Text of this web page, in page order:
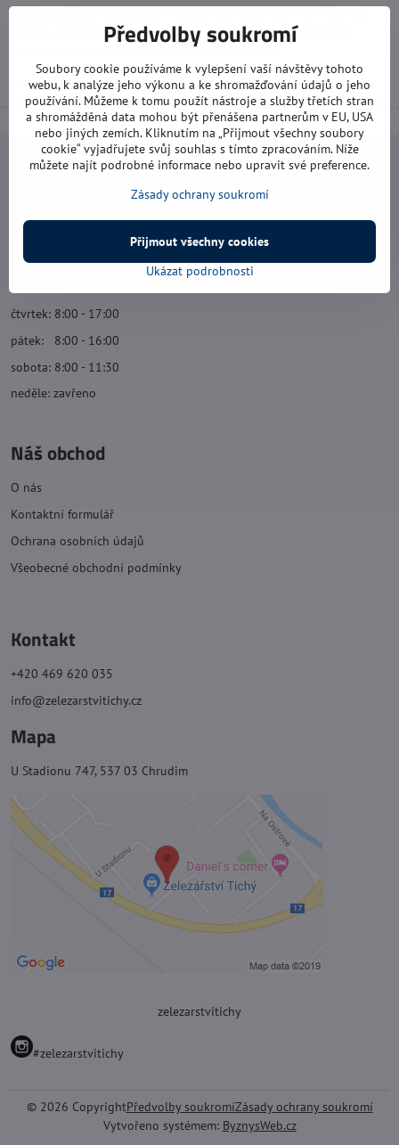
pletivo, jeho úkolem je vypnout pletivo, aby nebylo prověšené.
Na každý napínací drát je potřeba jeden napínák.
materiál: zinek, zelený nátěř
Navštivte nás
úterý: 8:00 - 17:00
čtvrtek: 8:00 - 17:00
pátek: 8:00 - 16:00
sobota: 8:00 - 11:30
neděle: zavřeno
Náš obchod
O nás
Kontaktní formulář
Ochrana osobních údajů
Všeobecné obchodní podmínky
Kontakt
+420 469 620 035
info@zelezarstvitichy.cz
Mapa
U Stadionu 747, 537 03 Chrudim
zelezarstvitichy
#zelezarstvitichy
© 2026 CopyrightPředvolby soukromíZásady ochrany soukromí
Vytvořeno systémem: ByznysWeb.cz
Předvolby soukromí
Soubory cookie používáme k vylepšení vaší návštěvy tohoto
webu, k analýze jeho výkonu a ke shromažďování údajů o jeho
používání. Můžeme k tomu použít nástroje a služby třetích stran
a shromážděná data mohou být přenášena partnerům v EU, USA
nebo jiných zemích. Kliknutím na „Přijmout všechny soubory
cookie“ vyjadřujete svůj souhlas s tímto zpracováním. Níže
můžete najít podrobné informace nebo upravit své preference.
Zásady ochrany soukromí
Ukázat podrobnosti
Přijmout všechny cookies